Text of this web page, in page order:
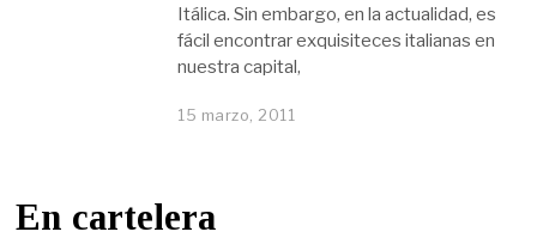
Itálica. Sin embargo, en la actualidad, es
fácil encontrar exquisiteces italianas en
nuestra capital,
15 marzo, 2011
En cartelera